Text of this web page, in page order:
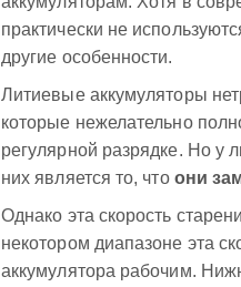
практически не
другие особенности.
Литиевые аккумуляторы
которые нежелательно
регулярной разрядке. Но у
них является то, что они
Однако эта скорость
некотором диапазоне эта
аккумулятора рабочим.